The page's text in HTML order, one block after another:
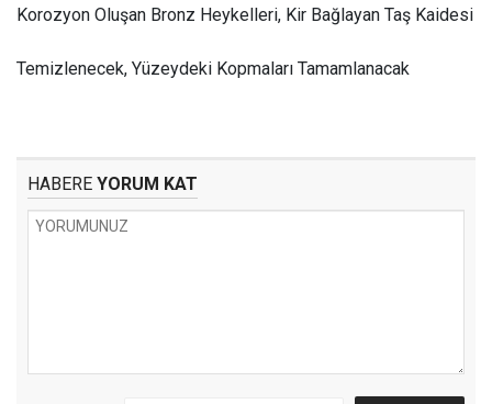
Korozyon Oluşan Bronz Heykelleri, Kir Bağlayan Taş Kaidesi
Temizlenecek, Yüzeydeki Kopmaları Tamamlanacak
HABERE YORUM KAT